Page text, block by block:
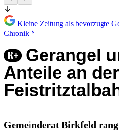
Kleine Zeitung als bevorzugte
Chronik
Gerangel
Anteile an der
Gemeinderat Birkfeld